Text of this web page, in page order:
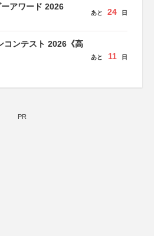
アワード 2026
あと 24 日
コンテスト 2026《高
あと 11 日
PR